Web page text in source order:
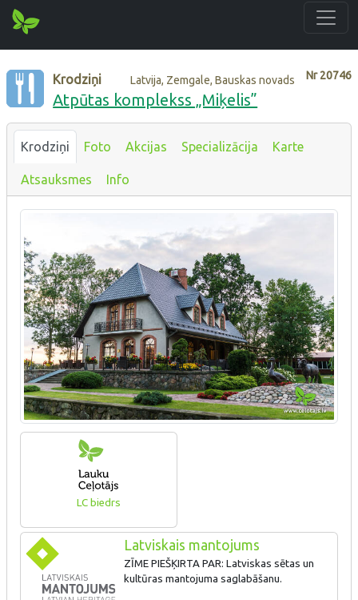
Nr20746
Krodziņi Latvija, Zemgale, Bauskas novads
Atpūtas komplekss „Miķelis”
Krodziņi Foto Akcijas Specializācija Karte
Atsauksmes Info
LC biedrs
Latviskais mantojums
ZĪME PIEŠĶIRTA PAR: Latviskas sētas un
kultūras mantojuma saglabāšanu.